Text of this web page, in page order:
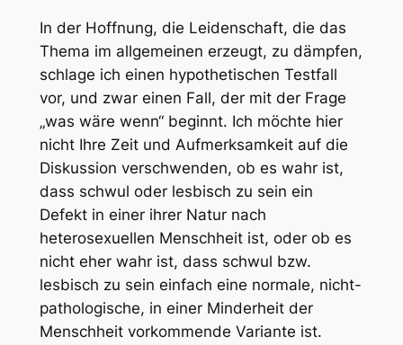
In der Hoffnung, die Leidenschaft, die das
Thema im allgemeinen erzeugt, zu dämpfen,
schlage ich einen hypothetischen Testfall
vor, und zwar einen Fall, der mit der Frage
„was wäre wenn“ beginnt. Ich möchte hier
nicht Ihre Zeit und Aufmerksamkeit auf die
Diskussion verschwenden, ob es wahrist,
dass schwul oder lesbisch zu sein ein
Defekt in einer ihrer Natur nach
heterosexuellen Menschheit ist, oder ob es
nicht eher wahr ist, dass schwul bzw.
lesbisch zu sein einfach eine normale, nicht-
pathologische, in einer Minderheit der
Menschheit vorkommende Variante ist.